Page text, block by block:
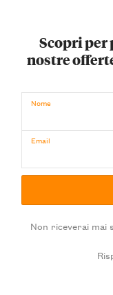
Scopri per
nostre
Nome
Email
Non riceverai mai